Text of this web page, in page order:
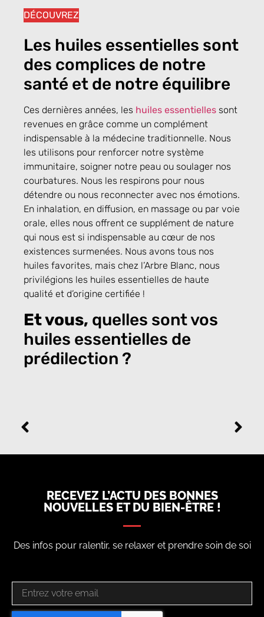
DÉCOUVREZ
Les huiles essentielles sont
des complices de notre
santé et de notre équilibre
Ces dernières années, les huiles essentielles sont
revenues en grâce comme un complément
indispensable à la médecine traditionnelle. Nous
les utilisons pour renforcer notre système
immunitaire, soigner notre peau ou soulager nos
courbatures. Nous les respirons pour nous
détendre ou nous reconnecter avec nos émotions.
En inhalation, en diffusion, en massage ou par voie
orale, elles nous offrent ce supplément de nature
qui nous est si indispensable au cœur de nos
existences surmenées. Nous avons tous nos
huiles favorites, mais chez l’Arbre Blanc, nous
privilégions les huiles essentielles de haute
qualité et d’origine certifiée !
Et vous, quelles sont vos
huiles essentielles de
prédilection ?
RECEVEZ L’ACTU DES BONNES
NOUVELLES ET DU BIEN-ÊTRE !
Des infos pour ralentir, se relaxer et prendre soin de soi